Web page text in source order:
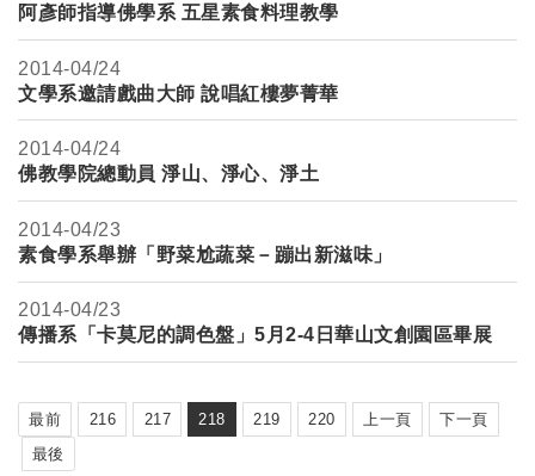
阿彥師指導佛學系 五星素食料理教學
2014-04/24
文學系邀請戲曲大師 說唱紅樓夢菁華
2014-04/24
佛教學院總動員 淨山、淨心、淨土
2014-04/23
素食學系舉辦「野菜尬蔬菜－蹦出新滋味」
2014-04/23
傳播系「卡莫尼的調色盤」5月2-4日華山文創園區畢展
最前 216 217 218 219 220 上一頁
下一頁
最後